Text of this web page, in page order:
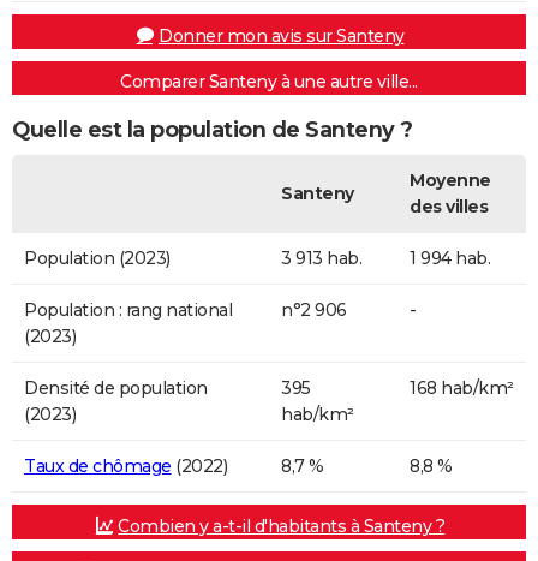
Donner mon avis sur Santeny
Comparer Santeny à une autre ville...
Quelle est la population de Santeny ?
Santeny
Moyenne
des villes
Population (2023) 3 913 hab. 1 994 hab.
Population : rang national
(2023)
n°2 906 -
Densité de population
(2023)
395
hab/km²
168 hab/km²
Taux de chômage (2022) 8,7 % 8,8 %
Combien y a-t-il d'habitants à Santeny ?